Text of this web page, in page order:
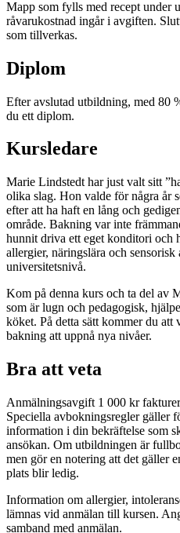
Mapp som fylls med recept under
råvarukostnad ingår i avgiften.
som tillverkas.
Diplom
Efter avslutad utbildning, med 80
du ett diplom.
Kursledare
Marie Lindstedt har just valt sitt
olika slag. Hon valde för några år
efter att ha haft en lång och
område. Bakning var inte
hunnit driva ett eget konditori och
allergier, näringslära och
universitetsnivå.
Kom på denna kurs och ta del av
som är lugn och pedagogisk,
köket. På detta sätt kommer du att
bakning att uppnå nya nivåer.
Bra att veta
Anmälningsavgift 1 000 kr
Speciella avbokningsregler gäller
information i din bekräftelse som
ansökan. Om utbildningen är
men gör en notering att det gäller
plats blir ledig.
Information om allergier,
lämnas vid anmälan till kursen.
samband med anmälan.